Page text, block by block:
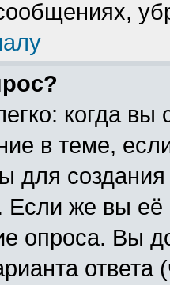
когда вы
в теме,
для
Если же вы её
опроса. Вы
ответа